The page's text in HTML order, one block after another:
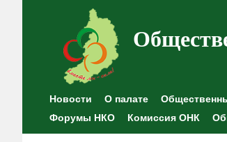
Новости О палате
Форумы НКО
Комиссия ОНК